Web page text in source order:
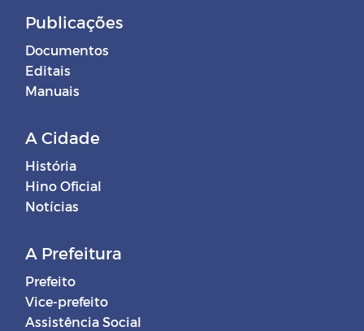
Publicações
Documentos
Editais
Manuais
A Cidade
História
Hino Oficial
Notícias
A Prefeitura
Prefeito
Vice-prefeito
Assistência Social